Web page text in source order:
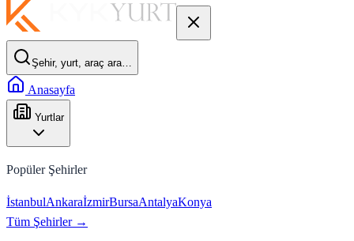
Şehir, yurt, araç ara…
Anasayfa
Yurtlar
Popüler Şehirler
İstanbulAnkaraİzmirBursaAntalyaKonya
Tüm Şehirler →